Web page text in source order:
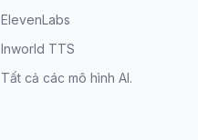
ElevenLabs
Inworld TTS
Tất cả các mô hình AI.